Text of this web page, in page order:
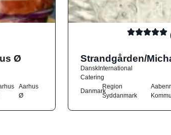
Ø
Aarhus
Ø
Strandgården/
DanskInternational
Catering
Danmark
Region
Syddanmark